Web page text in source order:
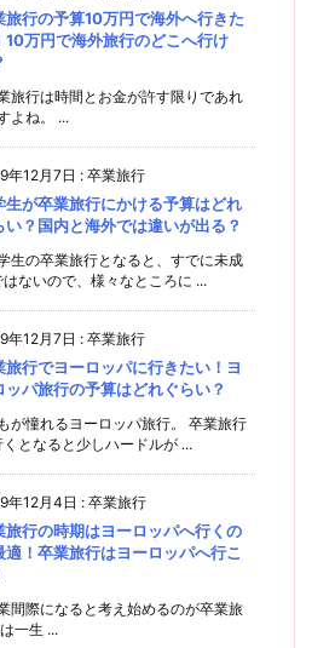
旅行の予算10万円で海外へ行きた
10万円で海外旅行のどこへ行け
旅行は時間とお金が許す限りであれ
よね。 ...
年12月7日 : 卒業旅行
生が卒業旅行にかける予算はどれ
い？国内と海外では違いが出る？
生の卒業旅行となると、すでに未成
はないので、様々なところに ...
年12月7日 : 卒業旅行
旅行でヨーロッパに行きたい！ヨ
ッパ旅行の予算はどれぐらい？
が憧れるヨーロッパ旅行。 卒業旅行
くとなると少しハードルが ...
年12月4日 : 卒業旅行
旅行の時期はヨーロッパへ行くの
適！卒業旅行はヨーロッパへ行こ
間際になると考え始めるのが卒業旅
一生 ...